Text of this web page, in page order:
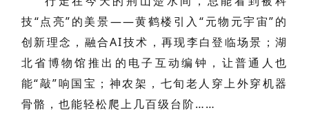
技“点亮”的美景——黄鹤楼引入“元物元宇宙”的
创新理念，融合AI技术，再现李白登临场景；湖
北省博物馆推出的电子互动编钟，让普通人也
能“敲”响国宝；神农架，七旬老人穿上外穿机器
骨骼，也能轻松爬上几百级台阶……